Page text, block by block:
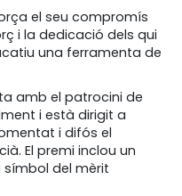
el seu compromís
i la dedicació dels qui
una ferramenta de
amb el patrocini de
i està dirigit a
i difós el
El premi inclou un
del mèrit